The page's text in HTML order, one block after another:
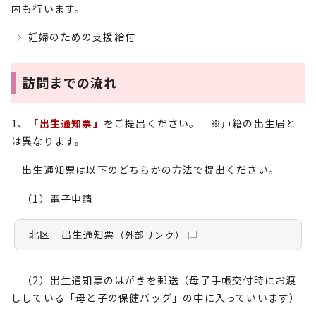
内も行います。
妊婦のための支援給付
訪問までの流れ
1、 「出生通知票」 をご提出ください。 ※戸籍の出生届と
は異なります。
出生通知票は以下のどちらかの方法で提出ください。
（1）電子申請
北区 出生通知票 （外部リンク）
（2）出生通知票のはがきを郵送（母子手帳交付時にお渡
ししている「母と子の保健バッグ」の中に入っていいます）